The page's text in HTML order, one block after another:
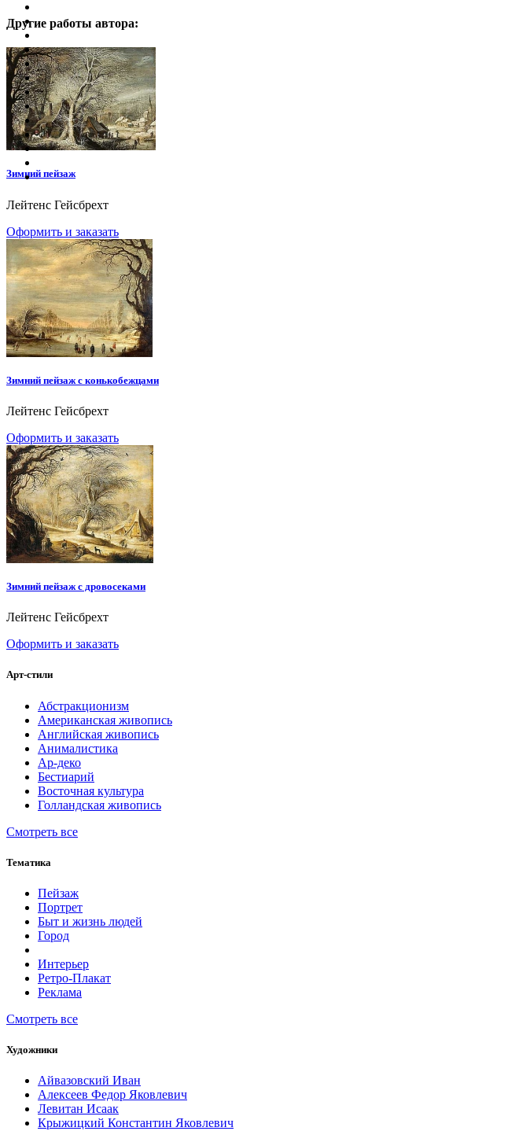
Другие работы автора:
Зимний пейзаж
Лейтенс Гейсбрехт
Оформить и заказать
Зимний пейзаж с конькобежцами
Лейтенс Гейсбрехт
Оформить и заказать
Зимний пейзаж с дровосеками
Лейтенс Гейсбрехт
Оформить и заказать
Арт-стили
Абстракционизм
Американская живопись
Английская живопись
Анималистика
Ар-деко
Бестиарий
Восточная культура
Голландская живопись
Смотреть все
Тематика
Пейзаж
Портрет
Быт и жизнь людей
Город
Интерьер
Ретро-Плакат
Реклама
Смотреть все
Художники
Айвазовский Иван
Алексеев Федор Яковлевич
Левитан Исаак
Крыжицкий Константин Яковлевич